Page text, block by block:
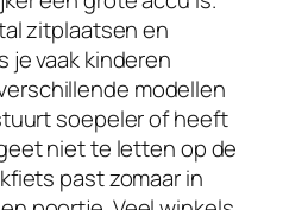
zitplaatsen en
je vaak kinderen
modellen
soepeler of heeft
niet te letten op de
past zomaar in